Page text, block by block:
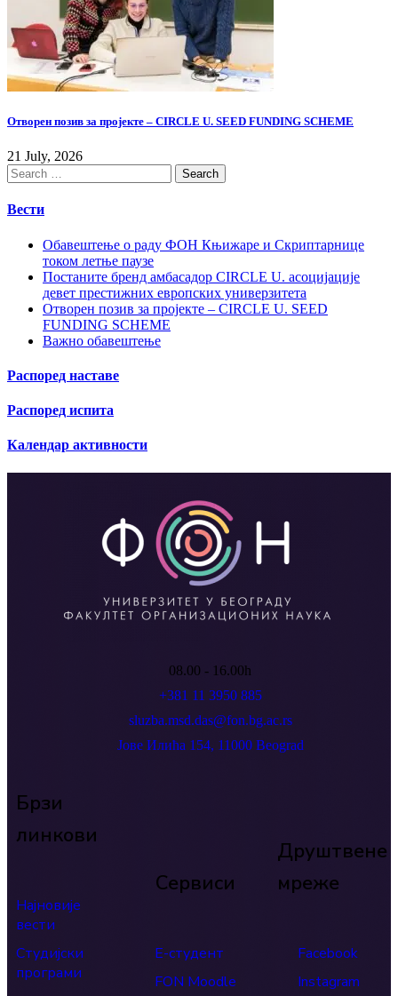
Отворен позив за пројекте – CIRCLE U. SEED FUNDING SCHEME
21 July, 2026
Вести
Обавештење о раду ФОН Књижаре и Скриптарнице
током летње паузе
Постаните бренд амбасадор CIRCLE U. асоцијације
девет престижних европских универзитета
Отворен позив за пројекте – CIRCLE U. SEED
FUNDING SCHEME
Важно обавештење
Распоред наставе
Распоред испита
Календар активности
08.00 - 16.00h
+381 11 3950 885
sluzba.msd.das@fon.bg.ac.rs
Јове Илића 154, 11000 Beograd
Брзи
линкови
Најновије
вести
Студијски
програми
Сервиси
Е-студент
FON Moodle
Друштвене
мреже
Facebook
Instagram